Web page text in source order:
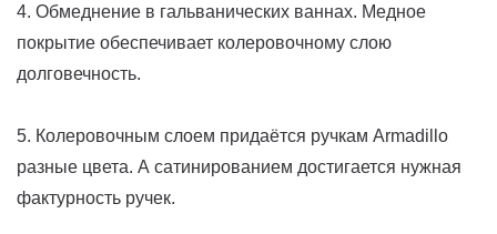
4. Обмеднение в гальванических ваннах. Медное
покрытие обеспечивает колеровочному слою
долговечность.
5. Колеровочным слоем придаётся ручкам Armadillo
разные цвета. А сатинированием достигается нужная
фактурность ручек.